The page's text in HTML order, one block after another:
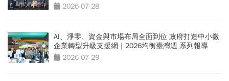
2026-07-28
AI、淨零、資金與市場布局全面到位 政府打造中小微
企業轉型升級支援網｜2026均衡臺灣週 系列報導
2026-07-29